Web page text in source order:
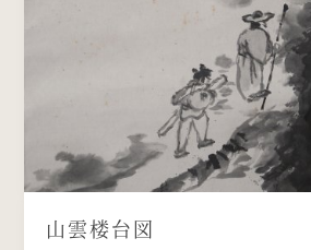
山雲楼台図